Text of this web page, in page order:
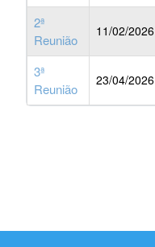
2ª
Reunião
11/02/2026
3ª
Reunião
23/04/2026